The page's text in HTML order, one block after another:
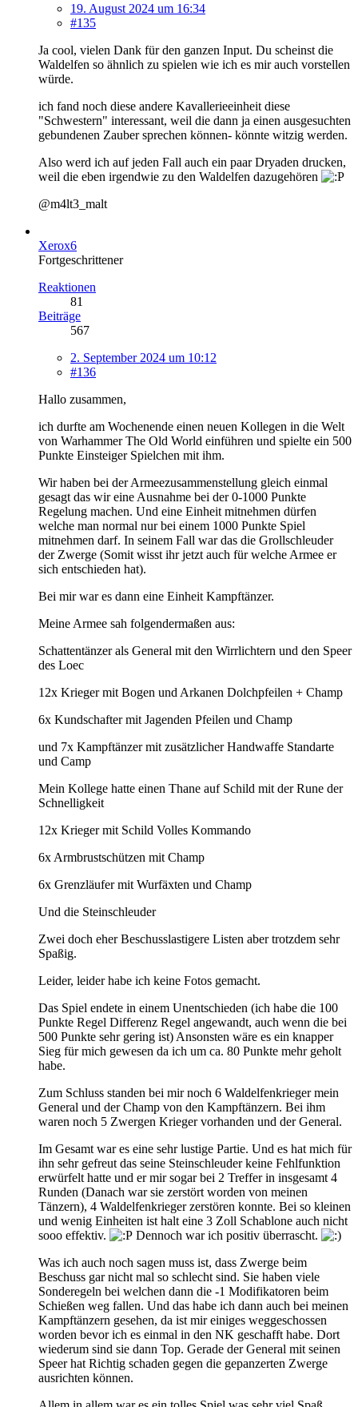
19. August 2024 um 16:34
#135
Ja cool, vielen Dank für den ganzen Input. Du scheinst die
Waldelfen so ähnlich zu spielen wie ich es mir auch vorstellen
würde.
ich fand noch diese andere Kavallerieeinheit diese
"Schwestern" interessant, weil die dann ja einen ausgesuchten
gebundenen Zauber sprechen können- könnte witzig werden.
Also werd ich auf jeden Fall auch ein paar Dryaden drucken,
weil die eben irgendwie zu den Waldelfen dazugehören
@m4lt3_malt
Xerox6
Fortgeschrittener
Reaktionen
81
Beiträge
567
2. September 2024 um 10:12
#136
Hallo zusammen,
ich durfte am Wochenende einen neuen Kollegen in die Welt
von Warhammer The Old World einführen und spielte ein 500
Punkte Einsteiger Spielchen mit ihm.
Wir haben bei der Armeezusammenstellung gleich einmal
gesagt das wir eine Ausnahme bei der 0-1000 Punkte
Regelung machen. Und eine Einheit mitnehmen dürfen
welche man normal nur bei einem 1000 Punkte Spiel
mitnehmen darf. In seinem Fall war das die Grollschleuder
der Zwerge (Somit wisst ihr jetzt auch für welche Armee er
sich entschieden hat).
Bei mir war es dann eine Einheit Kampftänzer.
Meine Armee sah folgendermaßen aus:
Schattentänzer als General mit den Wirrlichtern und den Speer
des Loec
12x Krieger mit Bogen und Arkanen Dolchpfeilen + Champ
6x Kundschafter mit Jagenden Pfeilen und Champ
und 7x Kampftänzer mit zusätzlicher Handwaffe Standarte
und Camp
Mein Kollege hatte einen Thane auf Schild mit der Rune der
Schnelligkeit
12x Krieger mit Schild Volles Kommando
6x Armbrustschützen mit Champ
6x Grenzläufer mit Wurfäxten und Champ
Und die Steinschleuder
Zwei doch eher Beschusslastigere Listen aber trotzdem sehr
Spaßig.
Leider, leider habe ich keine Fotos gemacht.
Das Spiel endete in einem Unentschieden (ich habe die 100
Punkte Regel Differenz Regel angewandt, auch wenn die bei
500 Punkte sehr gering ist) Ansonsten wäre es ein knapper
Sieg für mich gewesen da ich um ca. 80 Punkte mehr geholt
habe.
Zum Schluss standen bei mir noch 6 Waldelfenkrieger mein
General und der Champ von den Kampftänzern. Bei ihm
waren noch 5 Zwergen Krieger vorhanden und der General.
Im Gesamt war es eine sehr lustige Partie. Und es hat mich für
ihn sehr gefreut das seine Steinschleuder keine Fehlfunktion
erwürfelt hatte und er mir sogar bei 2 Treffer in insgesamt 4
Runden (Danach war sie zerstört worden von meinen
Tänzern), 4 Waldelfenkrieger zerstören konnte. Bei so kleinen
und wenig Einheiten ist halt eine 3 Zoll Schablone auch nicht
sooo effektiv.
Dennoch war ich positiv überrascht.
Was ich auch noch sagen muss ist, dass Zwerge beim
Beschuss gar nicht mal so schlecht sind. Sie haben viele
Sonderegeln bei welchen dann die -1 Modifikatoren beim
Schießen weg fallen. Und das habe ich dann auch bei meinen
Kampftänzern gesehen, da ist mir einiges weggeschossen
worden bevor ich es einmal in den NK geschafft habe. Dort
wiederum sind sie dann Top. Gerade der General mit seinen
Speer hat Richtig schaden gegen die gepanzerten Zwerge
ausrichten können.